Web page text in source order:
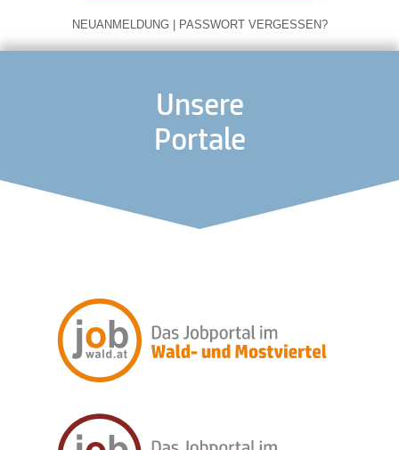
NEUANMELDUNG | PASSWORT VERGESSEN?
Unsere
Portale